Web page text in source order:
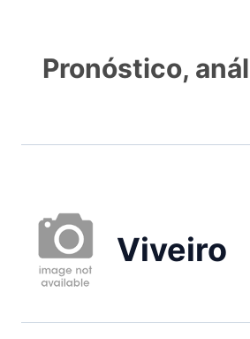
Pronóstico,
Viveiro